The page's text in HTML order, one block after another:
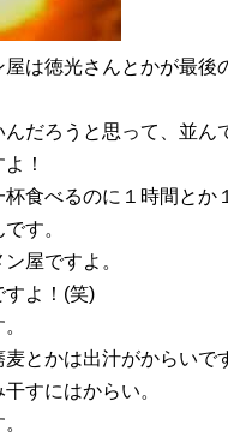
は徳光さんとかが最後
だろうと思って、並ん
！
食べるのに１時間とか
す。
屋ですよ。
よ！(笑)
とかは出汁がからいで
すにはからい。